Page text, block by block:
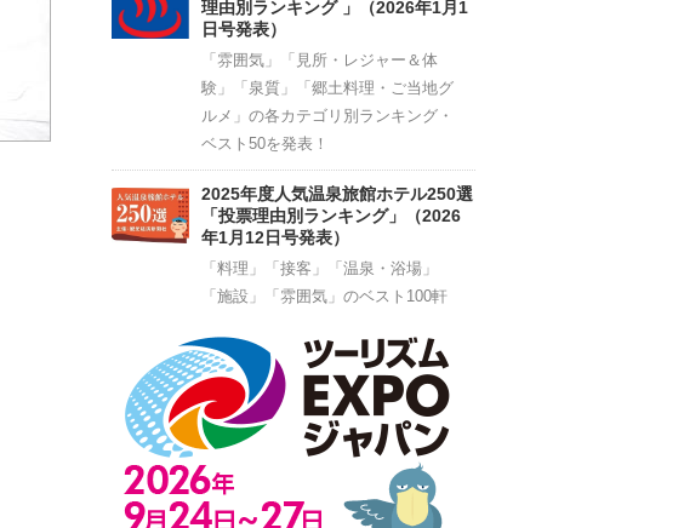
理由別ランキング 」（2026年1月1
日号発表）
「雰囲気」「見所・レジャー＆体
験」「泉質」「郷土料理・ご当地グ
ルメ」の各カテゴリ別ランキング・
ベスト50を発表！
2025年度人気温泉旅館ホテル250選
「投票理由別ランキング」（2026
年1月12日号発表）
「料理」「接客」「温泉・浴場」
「施設」「雰囲気」のベスト100軒